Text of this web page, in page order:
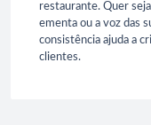
restaurante. Quer
ementa ou a voz das
consistência ajuda a
clientes.